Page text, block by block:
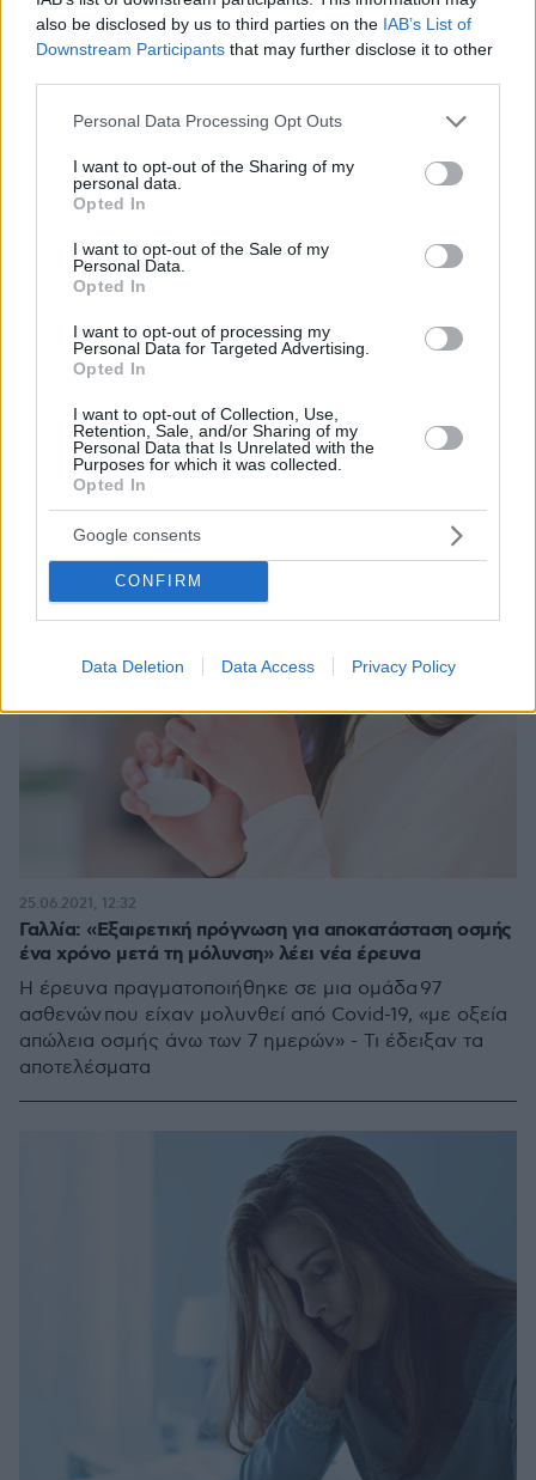
also be disclosed by us to third parties on the IAB’s List of
Downstream Participants that may further disclose it to other
Please note that this website/app uses one or more Google
not limited to your visit or usage behaviour. You may click to
grant or deny consent to Google and its third-party tags to
use your data for below specified purposes in below Google
consent section.
Personal Data Processing Opt Outs
I want to opt-out of the Sharing of my
personal data.
Opted In
I want to opt-out of the Sale of my
Personal Data.
Opted In
I want to opt-out of processing my
Personal Data for Targeted Advertising.
Opted In
I want to opt-out of Collection, Use,
Retention, Sale, and/or Sharing of my
Personal Data that Is Unrelated with the
Purposes for which it was collected.
Opted In
Google consents
CONFIRM
Data Deletion Data Access Privacy Policy
επανέρχεται
Τον τρόπο με τον οποίο επηρεάζει η COVID-19 την
όσφρηση εξετάζουν οι ερευνητές. Τελικά πού
οφείλεται η ανοσμία και πόσο αισιόδοξοι μπορούν να
είναι οι ασθενείς για την ανάκαμψη της όσφρησής
24.03.2022, 08:03
Γαλλία: «Εξαιρετική πρόγνωση για αποκατάσταση οσμής
ένα χρόνο μετά τη μόλυνση» λέει νέα έρευνα
Η έρευνα πραγματοποιήθηκε σε μια ομάδα 97
ασθενών που είχαν μολυνθεί από Covid-19, «με οξεία
απώλεια οσμής άνω των 7 ημερών» - Τι έδειξαν τα
αποτελέσματα
25.06.2021, 12:32